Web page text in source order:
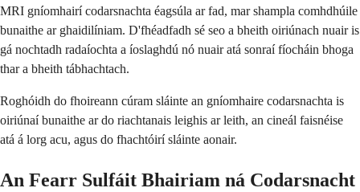
MRI gníomhairí codarsnachta éagsúla ar fad, mar shampla comhdhúile
bunaithe ar ghaidilíniam. D'fhéadfadh sé seo a bheith oiriúnach nuair is
gá nochtadh radaíochta a íoslaghdú nó nuair atá sonraí fíocháin bhoga
thar a bheith tábhachtach.
Roghóidh do fhoireann cúram sláinte an gníomhaire codarsnachta is
oiriúnaí bunaithe ar do riachtanais leighis ar leith, an cineál faisnéise
atá á lorg acu, agus do fhachtóirí sláinte aonair.
An Fearr Sulfáit Bhairiam ná Codarsnacht